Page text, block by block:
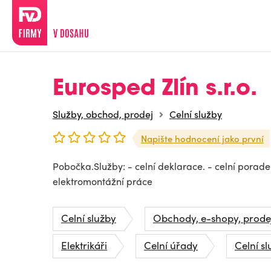
Eurosped Zlín s.r.o.
Služby, obchod, prodej Celní služby
Napište hodnocení jako první
Pobočka.Služby: - celní deklarace. - celní
elektromontážní práce
Celní služby
Obchody, e-shopy,
Elektrikáři
Celní úřady Celní